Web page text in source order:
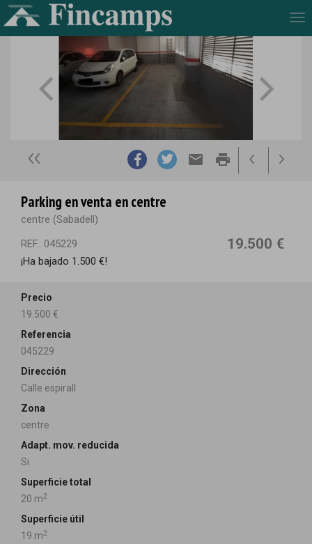
email print
Parking en venta en centre
centre (Sabadell)
REF.: 045229
19.500 €
¡Ha bajado 1.500 €!
Precio
19.500 €
Referencia
045229
Dirección
Calle espirall
Zona
centre
Adapt. mov. reducida
Si
Superficie total
20 m2
Superficie útil
19 m2